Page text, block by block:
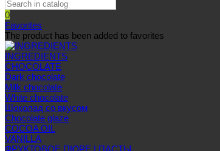
0
Favorites
The product has been added to favorites
INGREDIENTS
CHOCOLATE
Dark chocolate
Milk chocolate
White chocolate
Шоколад со вкусом
Chocolate glaze
COCOA OIL
VANILLA
ФРУКТОВОЕ ПЮРЕ | ПАСТЫ